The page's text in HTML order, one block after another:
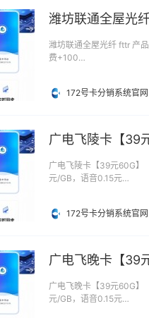
潍坊联通全屋光
潍坊联通全屋光纤 fttr 产
费+100…
172号卡分销系统官网
广电飞陵卡【39
广电飞陵卡【39元60G】
元/GB，语音0.15元…
172号卡分销系统官网
广电飞晚卡【39
广电飞晚卡【39元60G】
元/GB，语音0.15元…